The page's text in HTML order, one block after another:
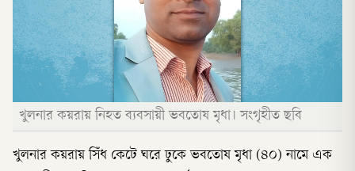
খুলনার কয়রায় নিহত ব্যবসায়ী ভবতোষ মৃধা। সংগৃহীত ছবি
খুলনার কয়রায় সিঁধ কেটে ঘরে ঢুকে ভবতোষ মৃধা (৪০) নামে এক